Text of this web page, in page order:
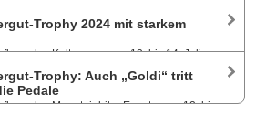
am Programm.
und Gravel-Marathon, Junior
Start. Philip Handl und Bianca Somavilla
der Extremdistanz über 209 km und 7.047
Trophy 2024 mit starkem
des Kultevents vom 12. bis 14. Juli
aus über 30 Nationen die
Salzkammergut“ einmal mehr zum
Marathon mit 7 Strecken, Gravel, Junior-
Trophy: Auch „Goldi“ tritt
Pedale
des Mountainbike-Events vom 12. bis